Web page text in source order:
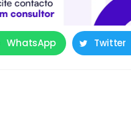
WhatsApp Twitter